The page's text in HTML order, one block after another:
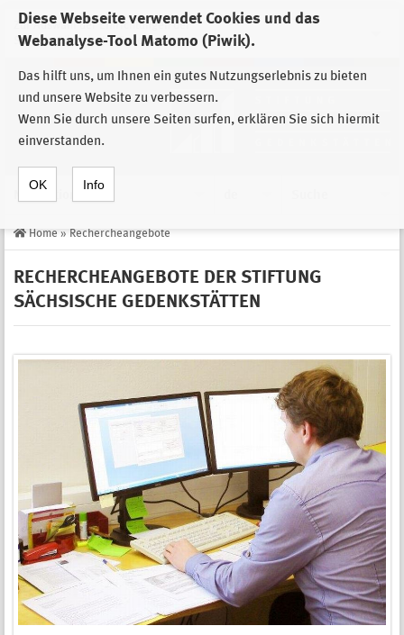
Diese Webseite verwendet Cookies und das
Webanalyse-Tool Matomo (Piwik).
Das hilft uns, um Ihnen ein gutes Nutzungserlebnis zu bieten
und unsere Website zu verbessern.
Wenn Sie durch unsere Seiten surfen, erklären Sie sich hiermit
einverstanden.
OK Info
Zur Auswahl der Einrichtungen der
Stiftung Sächsische Gedenkstätten
Home » Rechercheangebote
RECHERCHEANGEBOTE DER STIFTUNG
SÄCHSISCHE GEDENKSTÄTTEN